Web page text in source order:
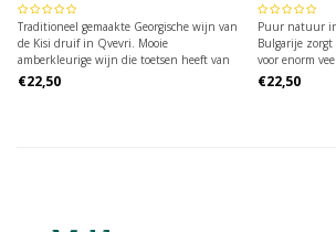
Traditioneel gemaakte Georgische wijn van
de Kisi druif in Qvevri. Mooie
amberkleurige wijn die toetsen heeft van
perzik, honing, verschillende kruiden en
gepaard gaat met zachte tannines.
€22,50
Puur natuur
Bulgarije
voor enorm
€22,50